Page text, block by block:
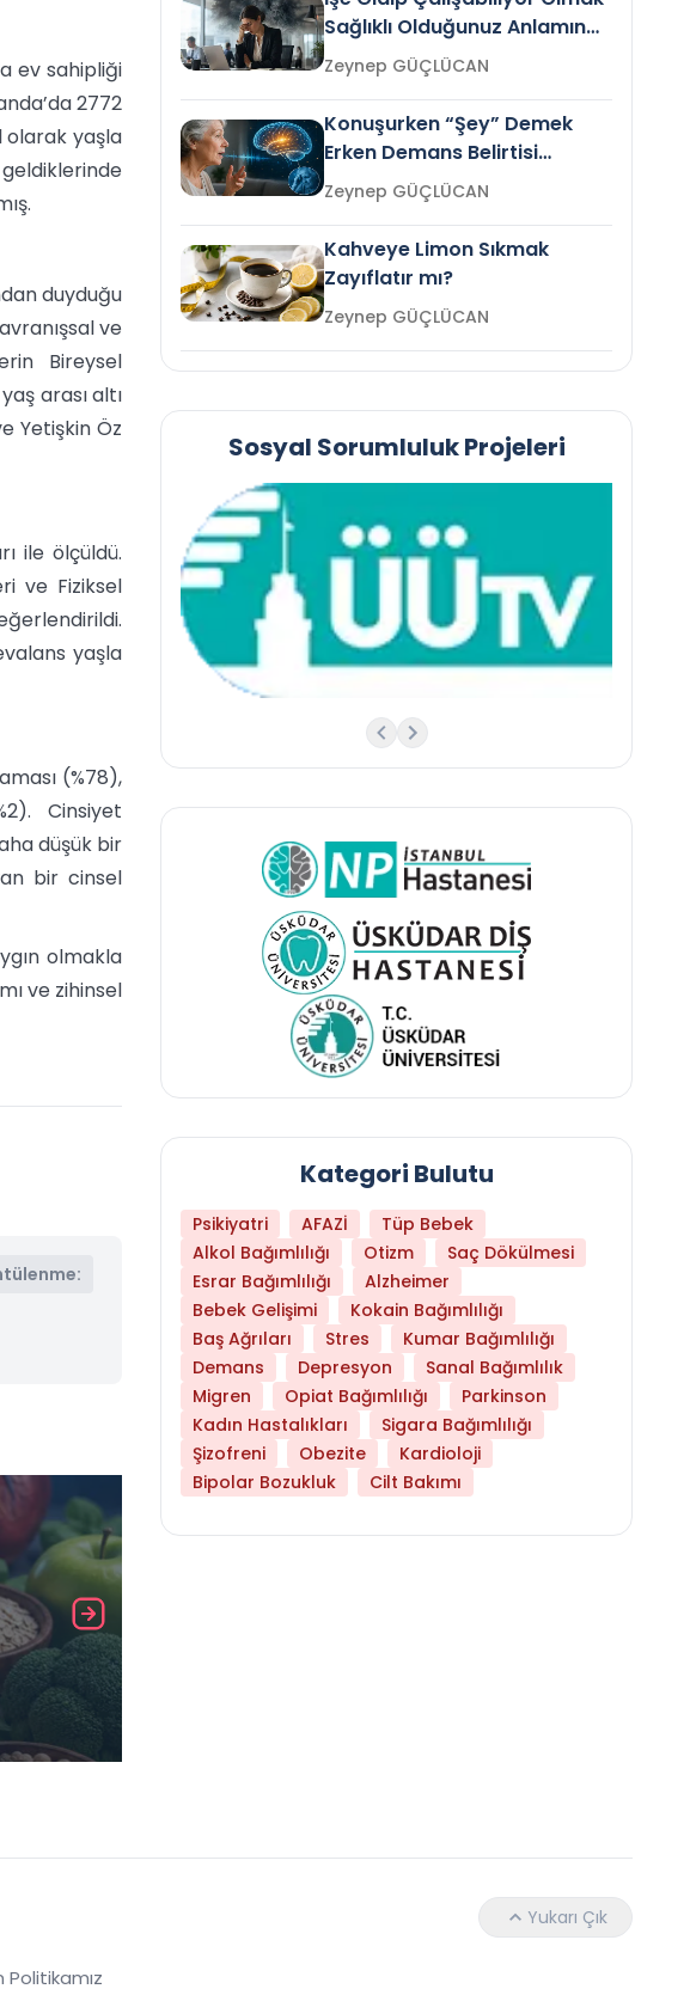
ev sahipliği
2772
olarak yaşla
duyduğu
ve
Bireysel
arası altı
Yetişkin Öz
ile ölçüldü.
ve Fiziksel
yaşla
(%78),
Cinsiyet
düşük bir
bir cinsel
olmakla
ve zihinsel
Sağlıklı Olduğunuz Anlamına
Gelir mi?Zeynep GÜÇLÜCAN
Konuşurken “Şey” Demek
Erken Demans Belirtisi
Olabilir mi?Zeynep GÜÇLÜCAN
Kahveye Limon Sıkmak
Zayıflatır mı?
Zeynep GÜÇLÜCAN
Sosyal Sorumluluk Projeleri
Kategori Bulutu
Psikiyatri AFAZİ
Tüp Bebek
Alkol Bağımlılığı
Otizm
Saç Dökülmesi
Esrar Bağımlılığı
Alzheimer
Bebek Gelişimi
Kokain Bağımlılığı
Baş Ağrıları
Stres
Kumar Bağımlılığı
Demans
Depresyon
Sanal Bağımlılık
Migren
Opiat Bağımlılığı
Parkinson
Kadın Hastalıkları
Sigara Bağımlılığı
Şizofreni
Obezite
Kardioloji
Bipolar Bozukluk
Cilt Bakımı
Yukarı Çık
Politikamız